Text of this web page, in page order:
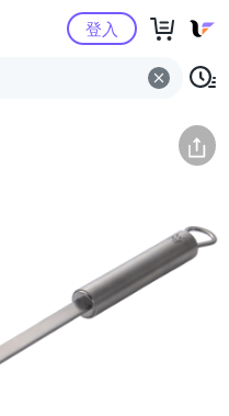
Yahoo購物中心
登入 猜你喜歡